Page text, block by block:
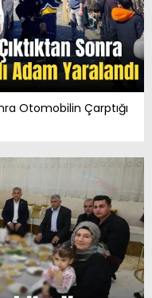
Otomobilin Çarptığı